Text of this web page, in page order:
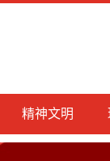
精神文明